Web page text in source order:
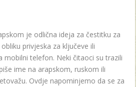
je odlična ideja za čestitku za
privjeska za ključeve ili
mobilni telefon. Neki čitaoci su trazili
ime na arapskom, ruskom ili
Ovdje napominjemo da se za